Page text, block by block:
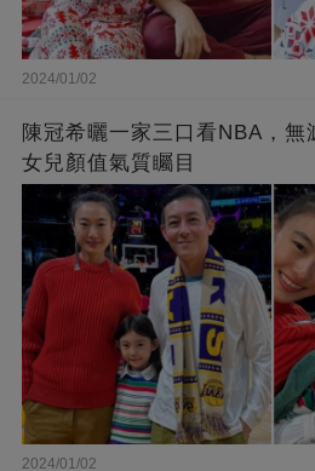
2024/01/02
陳冠希曬一家三口看NBA，無
女兒顏值氣質矚目
2024/01/02